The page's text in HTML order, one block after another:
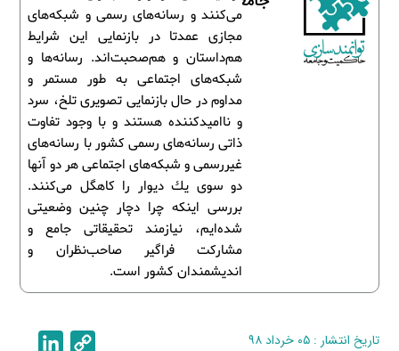
می‌كنند و رسانه‌های رسمی و شبكه‌های
مجازی عمدتا در بازنمایی این شرایط
هم‌داستان و هم‌صحبت‌اند. رسانه‌ها و
شبكه‌های اجتماعی به طور مستمر و
مداوم در حال بازنمایی تصویری تلخ، سرد
و ناامیدكننده هستند و با وجود تفاوت
ذاتی رسانه‌های رسمی كشور با رسانه‌های
غیررسمی و شبكه‌های اجتماعی هر دو آنها
دو سوی یك دیوار را كاهگل می‌كنند.
بررسی اینكه چرا دچار چنین وضعیتی
شده‌ایم، نیازمند تحقیقاتی جامع و
مشاركت فراگیر صاحب‌نظران و
اندیشمندان كشور است.
تاریخ انتشار : ۰۵ خرداد ۹۸